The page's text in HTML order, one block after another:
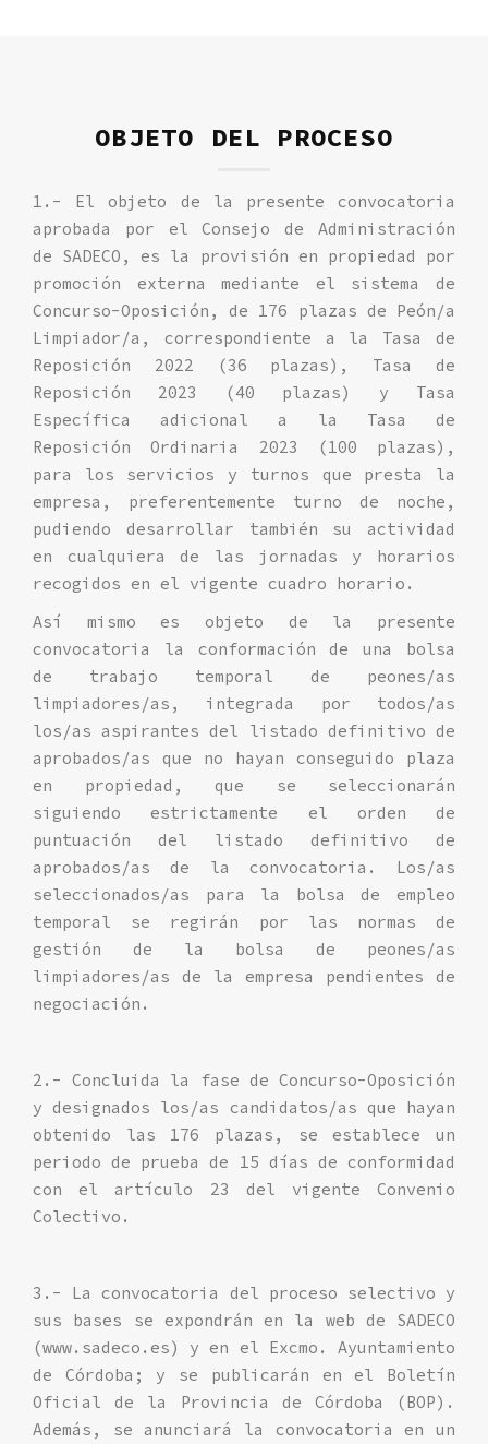
OBJETO DEL PROCESO
1.- El objeto de la presente convocatoria
aprobada por el Consejo de Administración
de SADECO, es la provisión en propiedad por
promoción externa mediante el sistema de
Concurso-Oposición, de 176 plazas de Peón/a
Limpiador/a, correspondiente a la Tasa de
Reposición 2022 (36 plazas), Tasa de
Reposición 2023 (40 plazas) y Tasa
Específica adicional a la Tasa de
Reposición Ordinaria 2023 (100 plazas),
para los servicios y turnos que presta la
empresa, preferentemente turno de noche,
pudiendo desarrollar también su actividad
en cualquiera de las jornadas y horarios
recogidos en el vigente cuadro horario.
Así mismo es objeto de la presente
convocatoria la conformación de una bolsa
de trabajo temporal de peones/as
limpiadores/as, integrada por todos/as
los/as aspirantes del listado definitivo de
aprobados/as que no hayan conseguido plaza
en propiedad, que se seleccionarán
siguiendo estrictamente el orden de
puntuación del listado definitivo de
aprobados/as de la convocatoria. Los/as
seleccionados/as para la bolsa de empleo
temporal se regirán por las normas de
gestión de la bolsa de peones/as
limpiadores/as de la empresa pendientes de
negociación.
2.- Concluida la fase de Concurso-Oposición
y designados los/as candidatos/as que hayan
obtenido las 176 plazas, se establece un
periodo de prueba de 15 días de conformidad
con el artículo 23 del vigente Convenio
Colectivo.
3.- La convocatoria del proceso selectivo y
sus bases se expondrán en la web de SADECO
(www.sadeco.es) y en el Excmo. Ayuntamiento
de Córdoba; y se publicarán en el Boletín
Oficial de la Provincia de Córdoba (BOP).
Además, se anunciará la convocatoria en un